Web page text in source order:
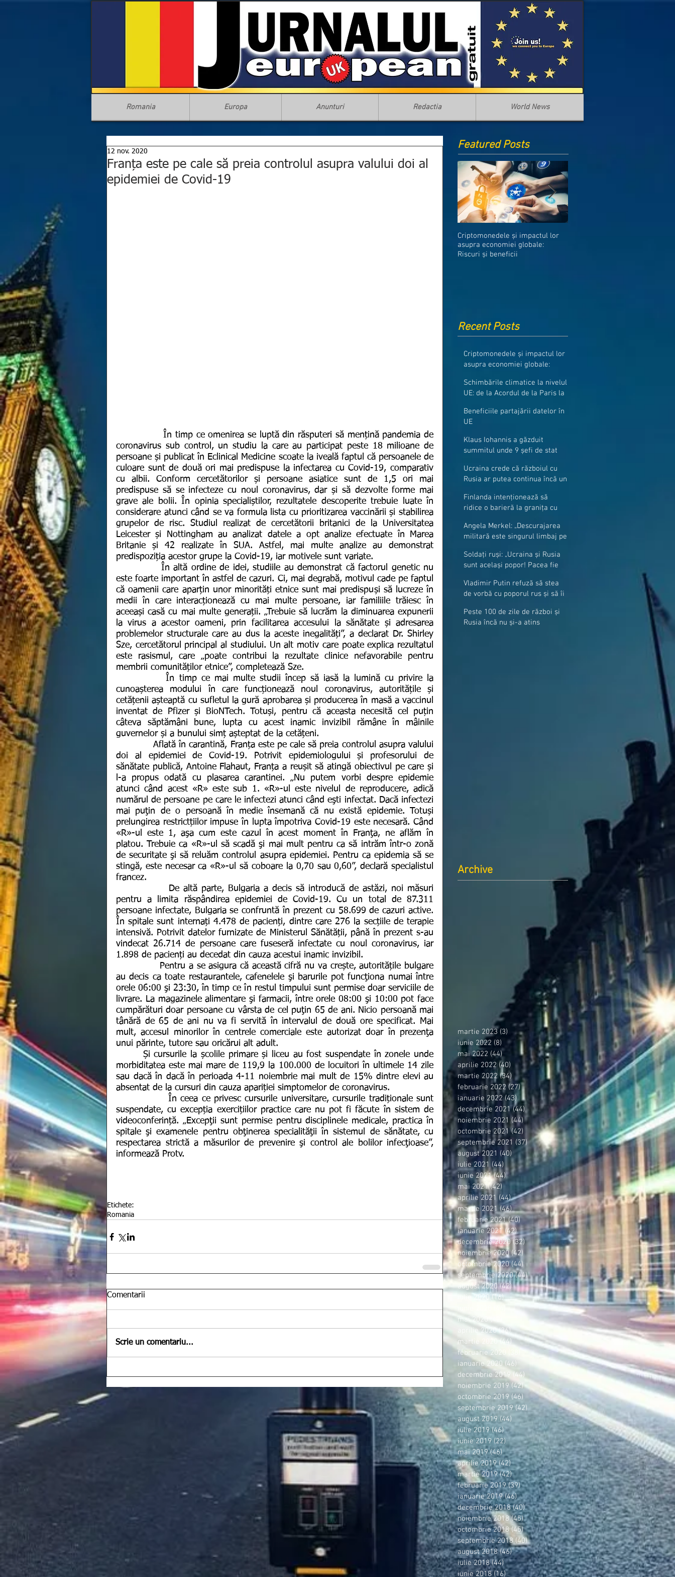
Romania Europa Anunturi Redactia World News
Franța este pe cale să preia controlul asupra valului doi al
epidemiei de Covid-19
12 nov. 2020
              În timp ce omenirea se luptă din răsputeri să mențină pandemia de
coronavirus sub control, un studiu la care au participat peste 18 milioane de
persoane și publicat în Eclinical Medicine scoate la iveală faptul că persoanele de
culoare sunt de două ori mai predispuse la infectarea cu Covid-19, comparativ
cu albii. Conform cercetătorilor și persoane asiatice sunt de 1,5 ori mai
predispuse să se infecteze cu noul coronavirus, dar și să dezvolte forme mai
grave ale bolii. În opinia specialiștilor, rezultatele descoperite trebuie luate în
considerare atunci când se va formula lista cu prioritizarea vaccinării și stabilirea
grupelor de risc. Studiul realizat de cercetătorii britanici de la Universitatea
Leicester și Nottingham au analizat datele a opt analize efectuate în Marea
Britanie și 42 realizate în SUA. Astfel, mai multe analize au demonstrat
predispoziția acestor grupe la Covid-19, iar motivele sunt variate.
este foarte important în astfel de cazuri. Ci, mai degrabă, motivul cade pe faptul
că oamenii care aparțin unor minorități etnice sunt mai predispuși să lucreze în
medii în care interacționează cu mai multe persoane, iar familiile trăiesc în
aceeași casă cu mai multe generații. „Trebuie să lucrăm la diminuarea expunerii
la virus a acestor oameni, prin facilitarea accesului la sănătate și adresarea
problemelor structurale care au dus la aceste inegalități”, a declarat Dr. Shirley
Sze, cercetătorul principal al studiului. Un alt motiv care poate explica rezultatul
este rasismul, care „poate contribui la rezultate clinice nefavorabile pentru
membrii comunităților etnice”, completează Sze.
           În timp ce mai multe studii încep să iasă la lumină cu privire la
cunoașterea modului în care funcționează noul coronavirus, autoritățile și
cetățenii așteaptă cu sufletul la gură aprobarea și producerea în masă a vaccinul
inventat de Pfizer și BioNTech. Totuși, pentru că aceasta necesită cel puțin
câteva săptămâni bune, lupta cu acest inamic invizibil rămâne în mâinile
guvernelor și a bunului simț așteptat de la cetățeni.
            Aflată în carantină, Franța este pe cale să preia controlul asupra valului
doi al epidemiei de Covid-19. Potrivit epidemiologului și profesorului de
sănătate publică, Antoine Flahaut, Franța a reușit să atingă obiectivul pe care și
l-a propus odată cu plasarea carantinei. „Nu putem vorbi despre epidemie
atunci când acest «R» este sub 1. «R»-ul este nivelul de reproducere, adică
numărul de persoane pe care le infectezi atunci când eşti infectat. Dacă infectezi
mai puţin de o persoană în medie însemană că nu există epidemie. Totuși
prelungirea restrictțiilor impuse în lupta împotriva Covid-19 este necesară. Când
«R»-ul este 1, aşa cum este cazul în acest moment în Franţa, ne aflăm în
platou. Trebuie ca «R»-ul să scadă şi mai mult pentru ca să intrăm într-o zonă
de securitate şi să reluăm controlul asupra epidemiei. Pentru ca epidemia să se
stingă, este necesar ca «R»-ul să coboare la 0,70 sau 0,60”, declară specialistul
francez.
pentru a limita răspândirea epidemiei de Covid-19. Cu un total de 87.311
persoane infectate, Bulgaria se confruntă în prezent cu 58.699 de cazuri active.
În spitale sunt internați 4.478 de pacienți, dintre care 276 la secțiile de terapie
intensivă. Potrivit datelor furnizate de Ministerul Sănătății, până în prezent s-au
vindecat 26.714 de persoane care fuseseră infectate cu noul coronavirus, iar
1.898 de pacienți au decedat din cauza acestui inamic invizibil.
au decis ca toate restaurantele, cafenelele şi barurile pot funcţiona numai între
orele 06:00 şi 23:30, în timp ce în restul timpului sunt permise doar serviciile de
livrare. La magazinele alimentare şi farmacii, între orele 08:00 şi 10:00 pot face
cumpărături doar persoane cu vârsta de cel puţin 65 de ani. Nicio persoană mai
tânără de 65 de ani nu va fi servită în intervalul de două ore specificat. Mai
mult, accesul minorilor în centrele comerciale este autorizat doar în prezenţa
unui părinte, tutore sau oricărui alt adult.
morbiditatea este mai mare de 119,9 la 100.000 de locuitori în ultimele 14 zile
sau dacă în dacă în perioada 4-11 noiembrie mai mult de 15% dintre elevi au
absentat de la cursuri din cauza apariției simptomelor de coronavirus.
suspendate, cu excepția exercițiilor practice care nu pot fi făcute în sistem de
videoconferință. „Excepţii sunt permise pentru disciplinele medicale, practica în
spitale şi examenele pentru obţinerea specialităţii în sistemul de sănătate, cu
respectarea strictă a măsurilor de prevenire şi control ale bolilor infecţioase”,
informează Protv.
Etichete:
Romania
Comentarii
Scrie un comentariu...
Featured Posts
Criptomonedele și impactul lor
asupra economiei globale:
Riscuri și beneficii
Recent Posts
Criptomonedele și impactul lor
asupra economiei globale:
Schimbările climatice la nivelul
UE: de la Acordul de la Paris la
Beneficiile partajării datelor în
UE
Klaus Iohannis a găzduit
summitul unde 9 șefi de stat
granițe
Ucraina crede că războiul cu
Rusia ar putea continua încă un
Finlanda intenționează să
ridice o barieră la granița cu
Angela Merkel: „Descurajarea
militară este singurul limbaj pe
Soldați ruși: „Ucraina și Rusia
sunt același popor! Pacea fie
Vladimir Putin refuză să stea
de vorbă cu poporul rus și să îi
Peste 100 de zile de război și
Rusia încă nu și-a atins
Archive
martie 2023 (3) 3 postări
iunie 2022 (8) 8 postări
mai 2022 (44)44 postări
aprilie 2022 (40) 40 postări
martie 2022 (34) 34 postări
februarie 2022 (27) 27 postări
ianuarie 2022 (43)43 postări
decembrie 2021 (44)44 postări
noiembrie 2021 (44)44 postări
octombrie 2021 (42) 42 postări
septembrie 2021 (37)37 postări
august 2021 (40) 40 postări
iulie 2021 (44) 44 postări
iunie 2021 (44)44 postări
mai 2021 (42) 42 postări
aprilie 2021 (44)44 postări
martie 2021 (46)46 postări
februarie 2021 (40)40 postări
ianuarie 2021 (42)42 postări
decembrie 2020 (32)32 postări
noiembrie 2020 (42)42 postări
octombrie 2020 (44) 44 postări
septembrie 2020 (44)44 postări
august 2020 (42)42 postări
iulie 2020 (16) 16 postări
44 postări
mai 2020 (42)
42 postări
aprilie 2020 (36)36 postări
martie 2020
(44)44 postări
februarie 2020
38 postări
ianuarie 2020 (46) 46 postări
decembrie 2019
(44) 44 postări
noiembrie 2019 (42)42 postări
octombrie 2019 (46) 46 postări
septembrie 2019 (42) 42 postări
august 2019 (44) 44 postări
iulie 2019 (46)46 postări
iunie 2019 (22)22 postări
mai 2019 (46)46 postări
aprilie 2019 (42)42 postări
martie 2019 (42)42 postări
februarie 2019 (39)39 postări
ianuarie 2019 (46)46 postări
decembrie 2018 (40)40 postări
noiembrie 2018 (45)45 postări
octombrie 2018 (45)45 postări
septembrie 2018 (40)40 postări
august 2018 (46)46 postări
iulie 2018 (44)44 postări
iunie 2018 (16)16 postări